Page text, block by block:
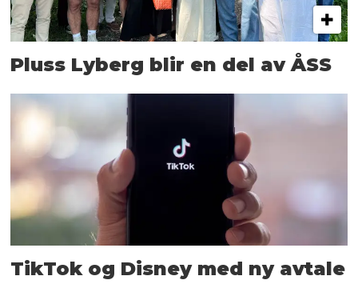
Pluss Lyberg blir en del av ÅSS
TikTok og Disney med ny avtale